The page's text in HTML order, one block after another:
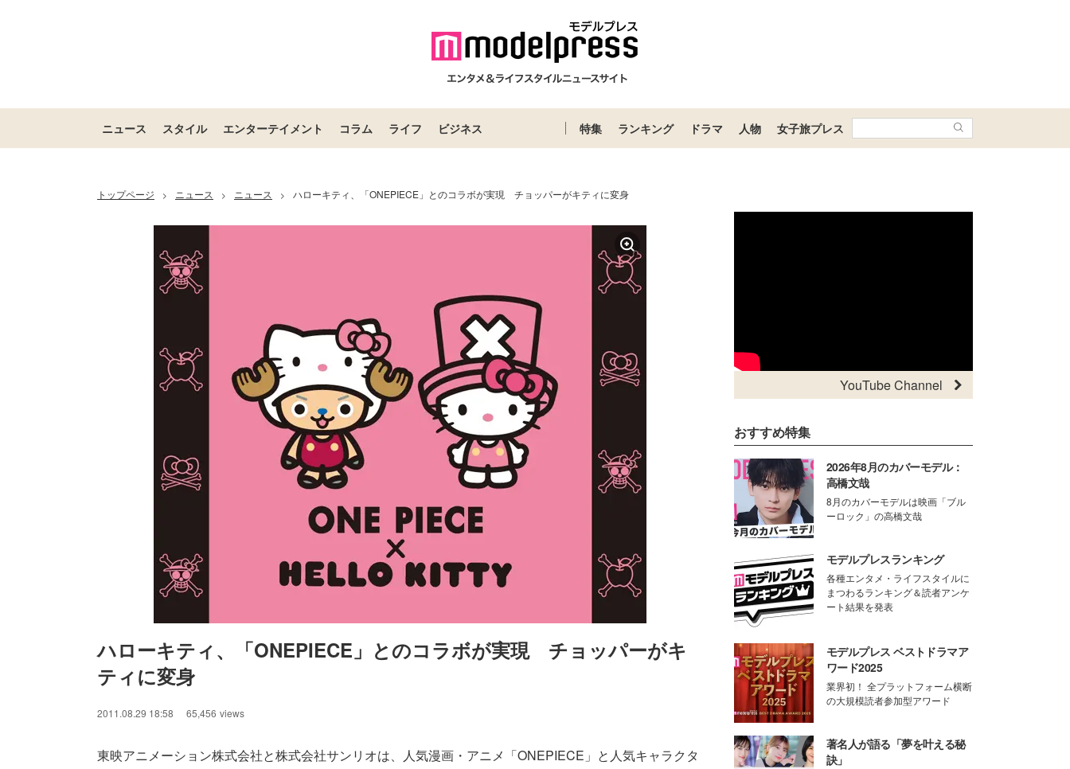
ニュース スタイル エンターテイメント コラム ライフ ビジネス 特集 ランキング ドラマ 人物 女子旅プレス
トップページ > ニュース > ニュース > ハローキティ、「ONEPIECE」とのコラボが実現 チョッパーがキティに変身
ハローキティ、「ONEPIECE」とのコラボが実現　チョッパーがキ
ティに変身
2011.08.29 18:58 65,456 views
東映アニメーション株式会社と株式会社サンリオは、人気漫画・アニメ「ONEPIECE」と人気キャラクタ
YouTube Channel
おすすめ特集
2026年8月のカバーモデル：
高橋文哉
8月のカバーモデルは映画「ブル
ーロック」の高橋文哉
モデルプレスランキング
各種エンタメ・ライフスタイルに
まつわるランキング＆読者アンケ
ート結果を発表
モデルプレス ベストドラマア
ワード2025
業界初！ 全プラットフォーム横断
の大規模読者参加型アワード
著名人が語る「夢を叶える秘
訣」